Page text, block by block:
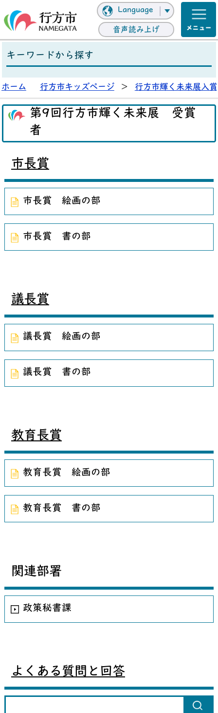
Language
音声読み上げ
キーワードから探す
ホーム 行方市キッズページ > 行方市輝く未来展入
第9回行方市輝く未来展 受賞
者
市長賞
市長賞 絵画の部
市長賞 書の部
議長賞
議長賞 絵画の部
議長賞 書の部
教育長賞
教育長賞 絵画の部
教育長賞 書の部
関連部署
政策秘書課
よくある質問と回答